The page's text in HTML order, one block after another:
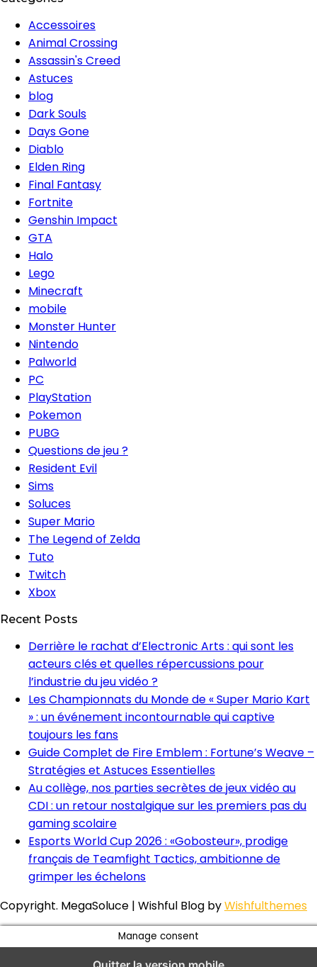
Accessoires
Animal Crossing
Assassin's Creed
Astuces
blog
Dark Souls
Days Gone
Diablo
Elden Ring
Final Fantasy
Fortnite
Genshin Impact
GTA
Halo
Lego
Minecraft
mobile
Monster Hunter
Nintendo
Palworld
PC
PlayStation
Pokemon
PUBG
Questions de jeu ?
Resident Evil
Sims
Soluces
Super Mario
The Legend of Zelda
Tuto
Twitch
Xbox
Recent Posts
Derrière le rachat d’Electronic Arts : qui sont les
acteurs clés et quelles répercussions pour
l’industrie du jeu vidéo ?
Les Championnats du Monde de « Super Mario Kart
» : un événement incontournable qui captive
toujours les fans
Guide Complet de Fire Emblem : Fortune’s Weave –
Stratégies et Astuces Essentielles
Au collège, nos parties secrètes de jeux vidéo au
CDI : un retour nostalgique sur les premiers pas du
gaming scolaire
Esports World Cup 2026 : «Gobosteur», prodige
français de Teamfight Tactics, ambitionne de
grimper les échelons
Copyright. MegaSoluce | Wishful Blog byWishfulthemes
Manage consent